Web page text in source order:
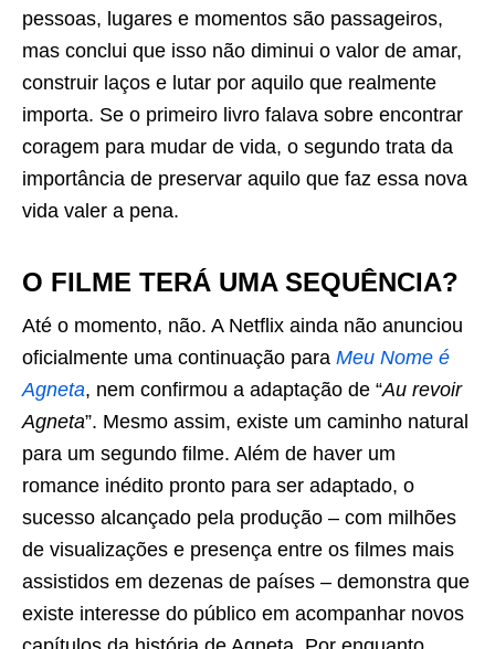
pessoas, lugares e momentos são passageiros,
mas conclui que isso não diminui o valor de amar,
construir laços e lutar por aquilo que realmente
importa. Se o primeiro livro falava sobre encontrar
coragem para mudar de vida, o segundo trata da
importância de preservar aquilo que faz essa nova
vida valer a pena.
O FILME TERÁ UMA SEQUÊNCIA?
Até o momento, não. A Netflix ainda não anunciou
oficialmente uma continuação para Meu Nome é
Agneta, nem confirmou a adaptação de “Au revoir
Agneta”. Mesmo assim, existe um caminho natural
para um segundo filme. Além de haver um
romance inédito pronto para ser adaptado, o
sucesso alcançado pela produção – com milhões
de visualizações e presença entre os filmes mais
assistidos em dezenas de países – demonstra que
existe interesse do público em acompanhar novos